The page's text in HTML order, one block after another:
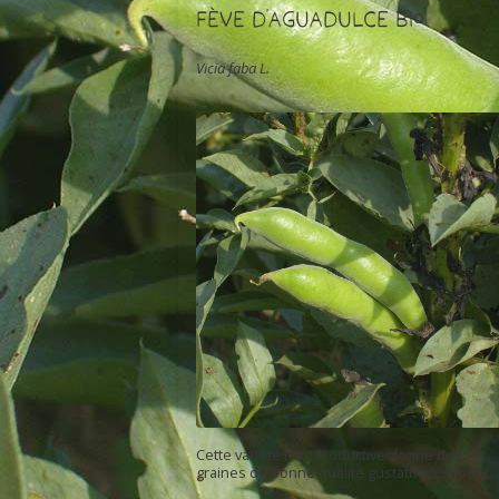
Fève d'Aguadulce Bio
Vicia faba L.
Cette variété très productive donne des
graines de bonne qualité gustative. On peut
les consommer à 1/2 maturité, crues avec du